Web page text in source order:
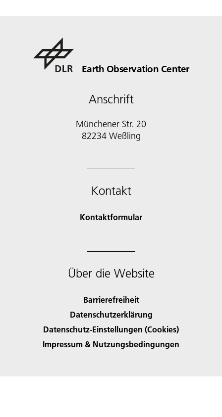
Earth Observation Center
Anschrift
Münchener Str. 20
Kontakt
Kontaktformular
Über die Website
Barrierefreiheit
Datenschutzerklärung
Datenschutz-Einstellungen (Cookies)
Impressum & Nutzungsbedingungen